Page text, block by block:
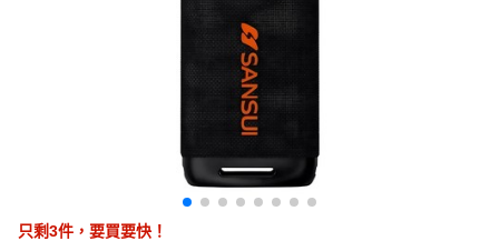
只剩3件， 要買要快！